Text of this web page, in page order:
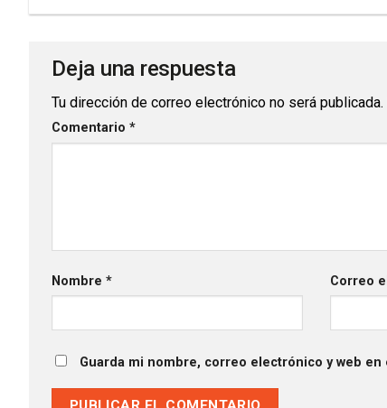
Deja una respuesta
Tu dirección de correo electrónico no será publicada.
Comentario *
Nombre * Correo
Guarda mi nombre, correo electrónico y web